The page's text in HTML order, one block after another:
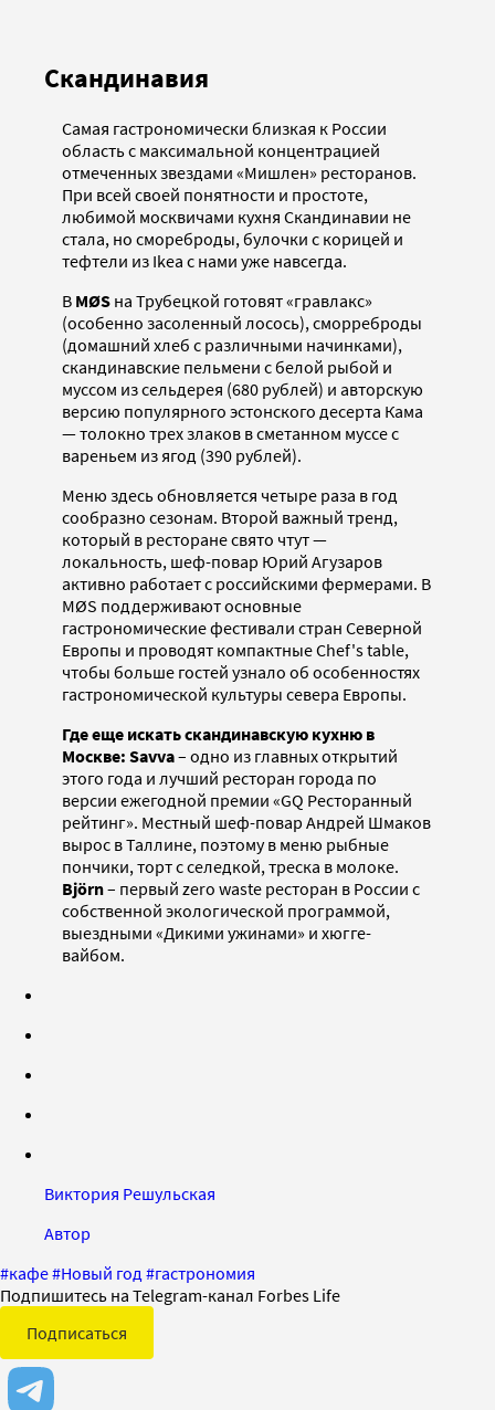
Скандинавия
Самая гастрономически близкая к России
область с максимальной концентрацией
отмеченных звездами «Мишлен» ресторанов.
При всей своей понятности и простоте,
любимой москвичами кухня Скандинавии не
стала, но смореброды, булочки с корицей и
тефтели из Ikea с нами уже навсегда.
В MØS на Трубецкой готовят «гравлакс»
(особенно засоленный лосось), сморреброды
(домашний хлеб с различными начинками),
скандинавские пельмени с белой рыбой и
муссом из сельдерея (680 рублей) и авторскую
версию популярного эстонского десерта Кама
— толокно трех злаков в сметанном муссе с
вареньем из ягод (390 рублей).
Меню здесь обновляется четыре раза в год
сообразно сезонам. Второй важный тренд,
который в ресторане свято чтут —
локальность, шеф-повар Юрий Агузаров
активно работает с российскими фермерами. В
MØS поддерживают основные
гастрономические фестивали стран Северной
Европы и проводят компактные Chef's table,
чтобы больше гостей узнало об особенностях
гастрономической культуры севера Европы.
Где еще искать скандинавскую кухню в
Москве: Savva– одно из главных открытий
этого года и лучший ресторан города по
версии ежегодной премии «GQ Ресторанный
рейтинг». Местный шеф-повар Андрей Шмаков
вырос в Таллине, поэтому в меню рыбные
пончики, торт с селедкой, треска в молоке.
Björn– первый zero waste ресторан в России с
собственной экологической программой,
выездными «Дикими ужинами» и хюгге-
вайбом.
Виктория Решульская
Автор
#кафе#Новый год #гастрономия
Подпишитесь на Telegram-канал Forbes Life
Подписаться